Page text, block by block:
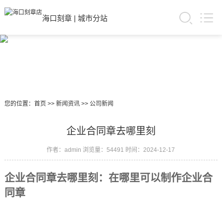
海口刻章| 城市分站
您的位置： 首页 >> 新闻资讯>> 公司新闻
企业合同章去哪里刻
作者：admin 浏览量：54491 时间：2024-12-17
企业合同章去哪里刻：在哪里可以制作企业合
同章